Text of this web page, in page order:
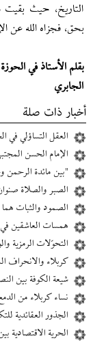
التاريخ، حيث بقيت
بحق، فجزاه الله عن
بقلم الأستاذ في
الجابري
أخبار ذات صلة
العقل التساؤلي في
الإمام الحسن
"بين مائدة الرحمن
الصبر والصلاة
الصمود والثبات
همسات العاشقين في
التحوّلات الرمزية
كربلاء والانحراف
شيعة الكوفة بين
نساء كربلاء من
الجذور العقائدية
الحرية الاقتصادية